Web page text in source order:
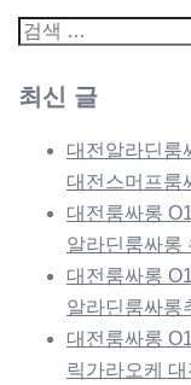
검
최신 글
대전알라딘룸
대전스머프룸
대전룸싸롱
알라딘룸싸롱
대전룸싸롱
알라딘룸싸롱
대전룸싸롱
릭가라오케